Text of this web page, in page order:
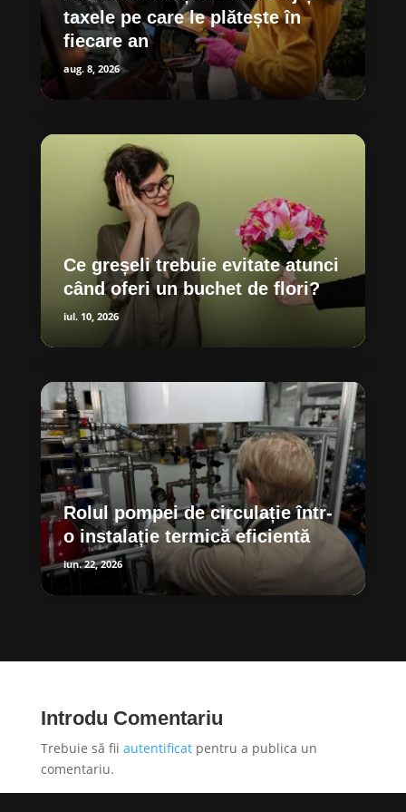
taxele pe care le plătește în
fiecare an
aug. 8, 2026
Ce greșeli trebuie evitate atunci
când oferi un buchet de flori?
iul. 10, 2026
Rolul pompei de circulație într-
o instalație termică eficientă
iun. 22, 2026
Introdu Comentariu
Trebuie să fii autentificatpentru a publica un
comentariu.